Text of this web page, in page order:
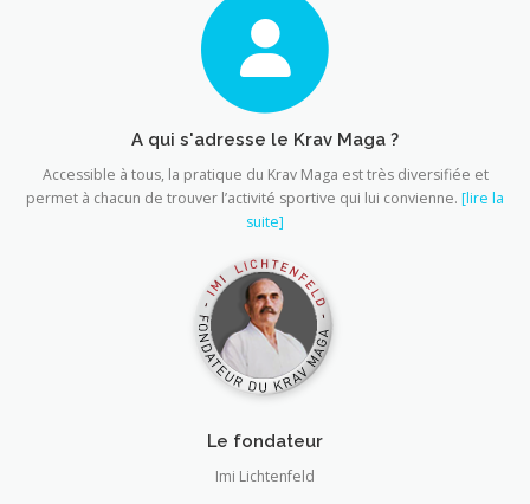
A qui s'adresse le Krav Maga ?
Accessible à tous, la pratique du Krav Maga est très diversifiée et
permet à chacun de trouver l’activité sportive qui lui convienne. [lire la
suite]
Le fondateur
Imi Lichtenfeld